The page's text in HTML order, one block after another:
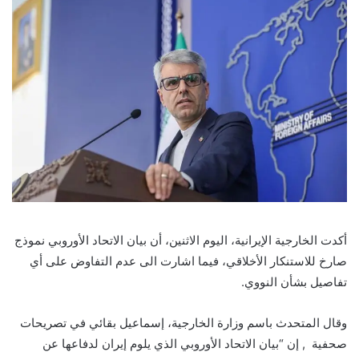
أكدت الخارجية الإيرانية، اليوم الاثنين، أن بيان الاتحاد الأوروبي نموذج
صارخ للاستنكار الأخلاقي، فيما اشارت الى عدم التفاوض على أي
تفاصيل بشأن النووي.
وقال المتحدث باسم وزارة الخارجية، إسماعيل بقائي في تصريحات
صحفية , إن “بيان الاتحاد الأوروبي الذي يلوم إيران لدفاعها عن